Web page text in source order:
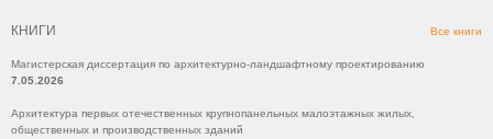
КНИГИ Все книги
Магистерская диссертация по архитектурно-ландшафтному проектированию
7.05.2026
Архитектура первых отечественных крупнопанельных малоэтажных жилых,
общественных и производственных зданий